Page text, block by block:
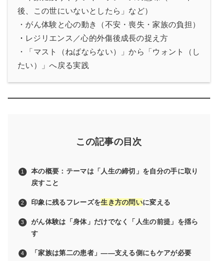
後、この世にいないとしたら」など）
・がん体験と心の動き（不安・喪失・家族の負担）
・ レジリエンス／心的外傷後成長の捉え方
・「マスト（ねばならない）」から「ウォント（し
たい）」へ戻る実践
この記事の目次
本の概要：テーマは「人生の締切」を自分の手に取り
戻すこと
印象に残るフレーズを生き方の問いに変える
がん体験は「身体」だけでなく「人生の前提」を揺ら
す
「家族は第二の患者」——支える側にもケアが必要